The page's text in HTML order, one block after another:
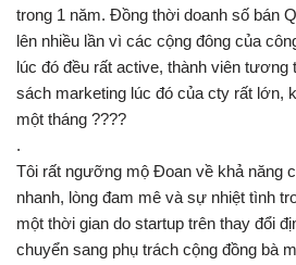
trong 1 năm. Đồng thời doanh số bán
lên nhiều lần vì các cộng đông của
lúc đó đều rất active, thành viên tương
sách marketing lúc đó của cty rất lớn,
một tháng ????
.
Tôi rất ngưỡng mộ Đoan về khả năng
nhanh, lòng đam mê và sự nhiệt tình
một thời gian do startup trên thay đổi
chuyển sang phụ trách cộng đồng bà